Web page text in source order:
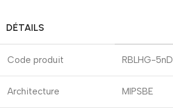
DÉTAILS
Code produit RBLHG-5nD
Architecture MIPSBE